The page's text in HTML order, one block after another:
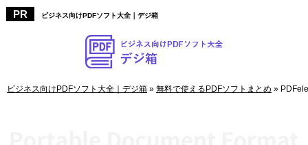
ビジネス向けPDFソフト大全｜デジ箱
ビジネス向けPDFソフト大全｜デジ箱 » 無料で使えるPDFソフトまとめ »